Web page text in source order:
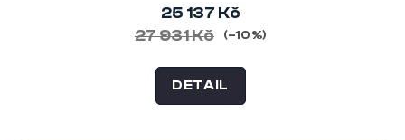
25 137 Kč
27 931 Kč
(–10 %)
DETAIL